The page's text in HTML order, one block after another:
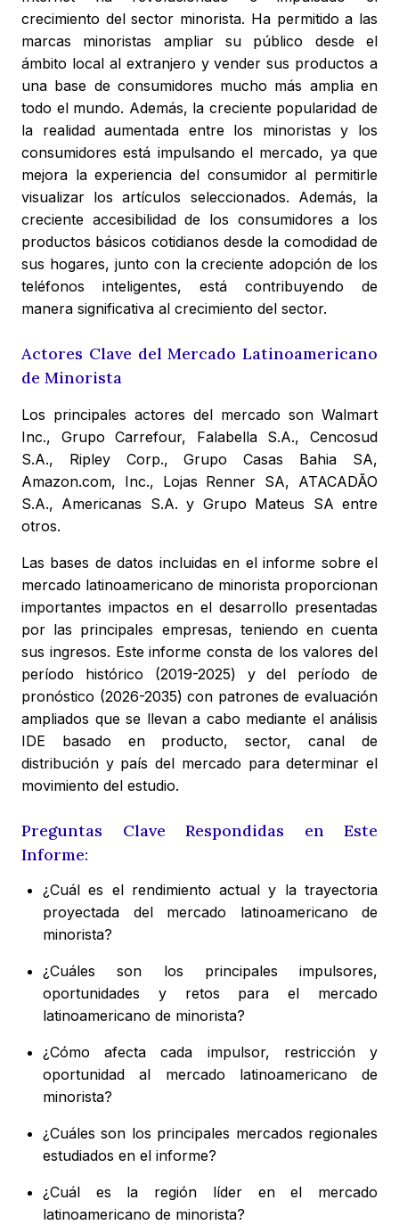
crecimiento del sector minorista. Ha permitido a las
marcas minoristas ampliar su público desde el
ámbito local al extranjero y vender sus productos a
una base de consumidores mucho más amplia en
todo el mundo. Además, la creciente popularidad de
la realidad aumentada entre los minoristas y los
consumidores está impulsando el mercado, ya que
mejora la experiencia del consumidor al permitirle
visualizar los artículos seleccionados. Además, la
creciente accesibilidad de los consumidores a los
productos básicos cotidianos desde la comodidad de
sus hogares, junto con la creciente adopción de los
teléfonos inteligentes, está contribuyendo de
manera significativa al crecimiento del sector.
Actores Clave del Mercado Latinoamericano
de Minorista
Los principales actores del mercado son Walmart
Inc., Grupo Carrefour, Falabella S.A., Cencosud
S.A., Ripley Corp., Grupo Casas Bahia SA,
Amazon.com, Inc., Lojas Renner SA, ATACADÃO
S.A., Americanas S.A. y Grupo Mateus SA entre
otros.
Las bases de datos incluidas en el informe sobre el
mercado latinoamericano de minorista proporcionan
importantes impactos en el desarrollo presentadas
por las principales empresas, teniendo en cuenta
sus ingresos. Este informe consta de los valores del
período histórico (2019-2025) y del período de
pronóstico (2026-2035) con patrones de evaluación
ampliados que se llevan a cabo mediante el análisis
IDE basado en producto, sector, canal de
distribución y país del mercado para determinar el
movimiento del estudio.
Preguntas Clave Respondidas en Este
Informe:
¿Cuál es el rendimiento actual y la trayectoria
proyectada del mercado latinoamericano de
minorista?
¿Cuáles son los principales impulsores,
oportunidades y retos para el mercado
latinoamericano de minorista?
¿Cómo afecta cada impulsor, restricción y
oportunidad al mercado latinoamericano de
minorista?
¿Cuáles son los principales mercados regionales
estudiados en el informe?
¿Cuál es la región líder en el mercado
latinoamericano de minorista?